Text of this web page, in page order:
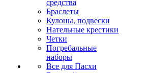
средства
Браслеты
Кулоны, подвески
Нательные крестики
Четки
Погребальные
наборы
Все для Пасхи